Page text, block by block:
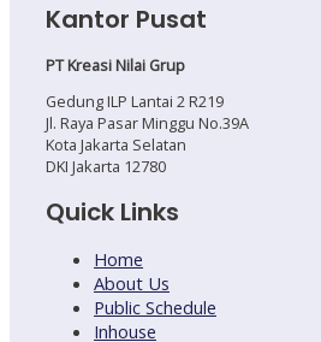
Kantor Pusat
PT Kreasi Nilai Grup
Gedung ILP Lantai 2 R219
Jl. Raya Pasar Minggu No.39A
Kota Jakarta Selatan
DKI Jakarta 12780
Quick Links
Home
About Us
Public Schedule
Inhouse